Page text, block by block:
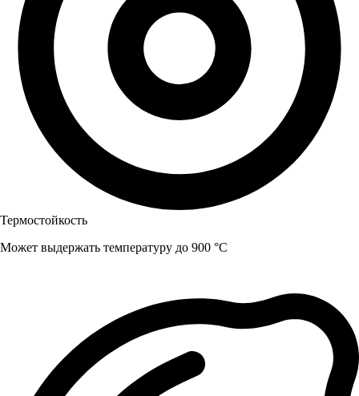
Термостойкость
Может выдержать температуру до 900 °C